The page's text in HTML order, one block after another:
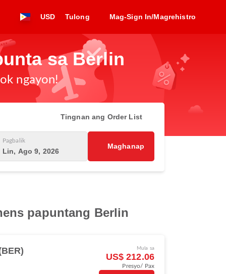
USD Tulong Mag-Sign In/Magrehistro
sa Berlin
ngayon!
Tingnan ang Order List
Pagbalik
Lin, Ago 9, 2026
Maghanap
papuntang Berlin
Mula sa
US$ 212.06
Presyo/ Pax